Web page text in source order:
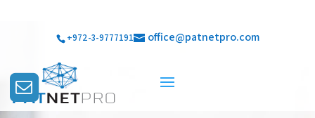
+972-3-9777191 office@patnetpro.com